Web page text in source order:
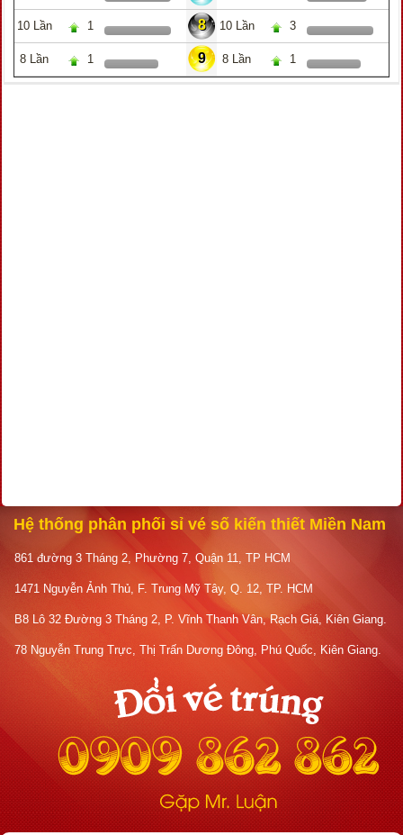
10 Lần 1 8 10 Lần 3
8 Lần 1 9 8 Lần 1
Hệ thống phân phối sỉ vé số kiến thiết Miền Nam
861 đường 3 Tháng 2, Phường 7, Quận 11, TP HCM
1471 Nguyễn Ảnh Thủ, F. Trung Mỹ Tây, Q. 12, TP. HCM
B8 Lô 32 Đường 3 Tháng 2, P. Vĩnh Thanh Vân, Rạch Giá, Kiên Giang.
78 Nguyễn Trung Trực, Thị Trấn Dương Đông, Phú Quốc, Kiên Giang.